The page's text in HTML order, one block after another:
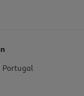
Hell Maçã Verde 500ml (sdr)
Portugal